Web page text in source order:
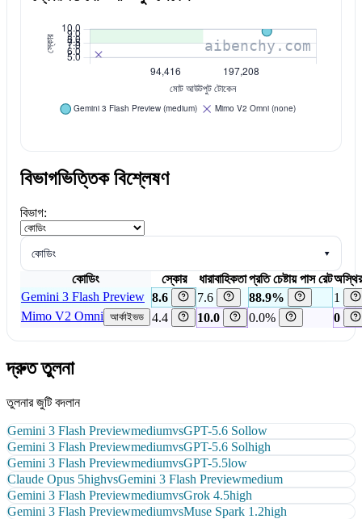
বিভাগভিত্তিক বিশ্লেষণ
বিভাগ:
কোডিং ▾
কোডিং স্কোর ধারাবাহিকতা প্রতি চেষ্টায় পাস রেট
Gemini 3 Flash Preview 8.6 7.6 88.9%
1
Mimo V2 Omni আর্কাইভড 4.4 10.0 0.0% 0
দ্রুত তুলনা
তুলনার জুটি বদলান
Gemini 3 Flash PreviewmediumvsGPT-5.6 Sollow
Gemini 3 Flash PreviewmediumvsGPT-5.6 Solhigh
Gemini 3 Flash PreviewmediumvsGPT-5.5low
Claude Opus 5highvsGemini 3 Flash Previewmedium
Gemini 3 Flash PreviewmediumvsGrok 4.5high
Gemini 3 Flash PreviewmediumvsMuse Spark 1.2high